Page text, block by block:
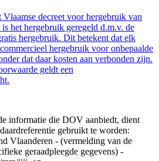
decreet voor hergebruik van
het hergebruik geregeld d.m.v. de
hergebruik. Dit betekent dat elk
hergebruik voor onbepaalde
dat daar kosten aan verbonden zijn.
geldt een
informatie die DOV aanbiedt, dient
gebruikt te worden:
Vlaanderen - (vermelding van de
geraadpleegde gegevens) -